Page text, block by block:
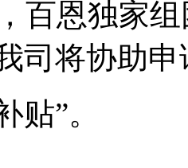
百恩独家
司将协助
贴”。